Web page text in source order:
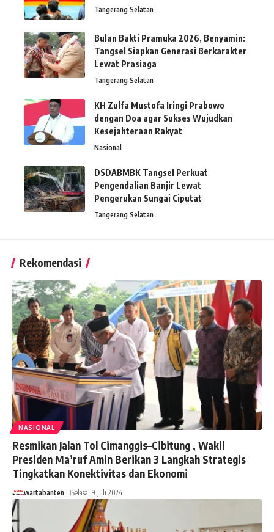
Tangerang Selatan
Bulan Bakti Pramuka 2026, Benyamin:
Tangsel Siapkan Generasi Berkarakter
Lewat Prasiaga
Tangerang Selatan
KH Zulfa Mustofa Iringi Prabowo
dengan Doa agar Sukses Wujudkan
Kesejahteraan Rakyat
Nasional
DSDABMBK Tangsel Perkuat
Pengendalian Banjir Lewat
Pengerukan Sungai Ciputat
Tangerang Selatan
Rekomendasi
NASIONAL
Resmikan Jalan Tol Cimanggis–Cibitung , Wakil
Presiden Ma’ruf Amin Berikan 3 Langkah Strategis
Tingkatkan Konektivitas dan Ekonomi
wartabanten Selasa, 9 Juli 2024